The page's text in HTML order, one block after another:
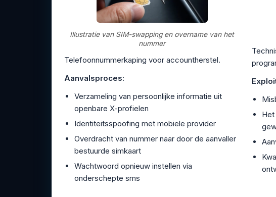
Illustratie van SIM-swapping en overname van het
nummer
Telefoonnummerkaping voor accountherstel.
Aanvalsproces:
Verzameling van persoonlijke informatie uit
openbare X-profielen
Identiteitsspoofing met mobiele provider
Overdracht van nummer naar door de aanvaller
bestuurde simkaart
Wachtwoord opnieuw instellen via
onderschepte sms